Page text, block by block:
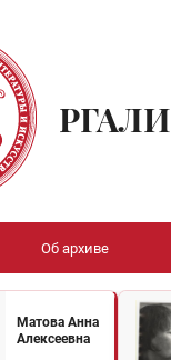
РГАЛИ
Об архиве
Матова Анна
Алексеевна